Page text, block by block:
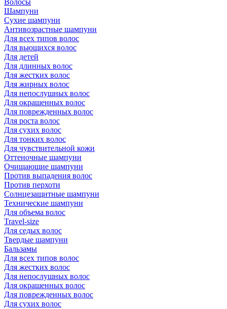
Волосы
Шампуни
Сухие шампуни
Антивозрастные шампуни
Для всех типов волос
Для вьющихся волос
Для детей
Для длинных волос
Для жестких волос
Для жирных волос
Для непослушных волос
Для окрашенных волос
Для поврежденных волос
Для роста волос
Для сухих волос
Для тонких волос
Для чувствительной кожи
Оттеночные шампуни
Очищающие шампуни
Против выпадения волос
Против перхоти
Солнцезащитные шампуни
Технические шампуни
Для объема волос
Travel-size
Для седых волос
Твердые шампуни
Бальзамы
Для всех типов волос
Для жестких волос
Для непослушных волос
Для окрашенных волос
Для поврежденных волос
Для сухих волос